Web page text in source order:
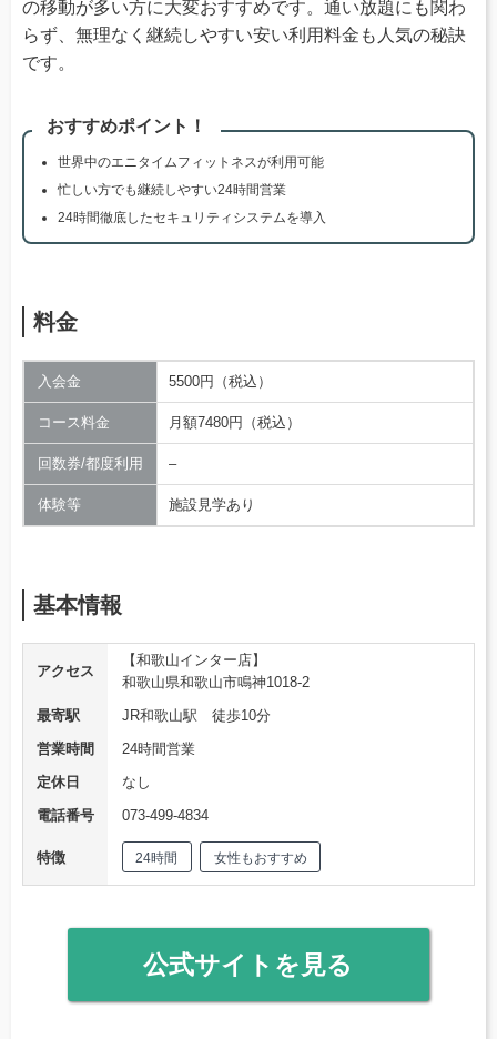
の移動が多い方に大変おすすめです。通い放題にも関わ
らず、無理なく継続しやすい安い利用料金も人気の秘訣
です。
おすすめポイント！
世界中のエニタイムフィットネスが利用可能
忙しい方でも継続しやすい24時間営業
24時間徹底したセキュリティシステムを導入
料金
入会金 5500円（税込）
コース料金 月額7480円（税込）
回数券/都度利用 –
体験等 施設見学あり
基本情報
アクセス
【和歌山インター店】
和歌山県和歌山市鳴神1018-2
最寄駅
JR和歌山駅 徒歩10分
営業時間
24時間営業
定休日
なし
電話番号
073-499-4834
特徴 24時間 女性もおすすめ
公式サイトを見る